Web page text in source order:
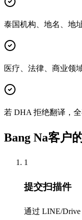
泰国机构、地名、地
医疗、法律、商业领
若 DHA 拒绝翻译，
Bang Na客户
1
提交扫描件
通过 LINE/